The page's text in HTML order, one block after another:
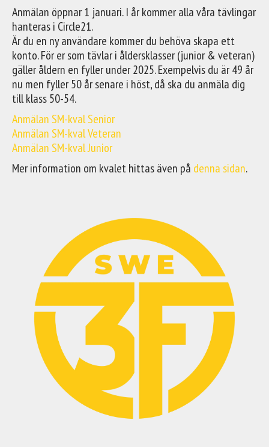
Anmälan öppnar 1 januari. I år kommer alla våra tävlingar
hanteras i Circle21.
Är du en ny användare kommer du behöva skapa ett
konto. För er som tävlar i åldersklasser (junior & veteran)
gäller åldern en fyller under 2025. Exempelvis du är 49 år
nu men fyller 50 år senare i höst, då ska du anmäla dig
till klass 50-54.
Anmälan SM-kval Senior
Anmälan SM-kval Veteran
Anmälan SM-kval Junior
Mer information om kvalet hittas även på denna sidan.